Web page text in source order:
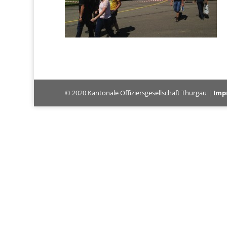
© 2020 Kantonale Offiziersgesellschaft Thurgau |